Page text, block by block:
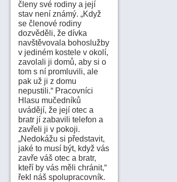
členy své rodiny a její
stav není známý. „Když
se členové rodiny
dozvěděli, že dívka
navštěvovala bohoslužby
v jediném kostele v okolí,
zavolali ji domů, aby si o
tom s ní promluvili, ale
pak už ji z domu
nepustili.“ Pracovníci
Hlasu mučedníků
uvádějí, že její otec a
bratr jí zabavili telefon a
zavřeli ji v pokoji.
„Nedokážu si představit,
jaké to musí být, když vás
zavře váš otec a bratr,
kteří by vás měli chránit,“
řekl náš spolupracovník.